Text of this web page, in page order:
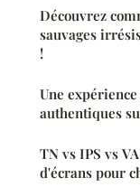
Découvrez
sauvages
!
Une
authentiques
TN vs IPS vs
d'écrans pour